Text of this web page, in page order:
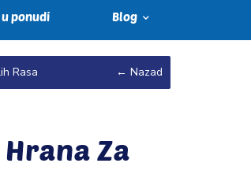
ponudi Blog
Rasa ← Nazad
Za